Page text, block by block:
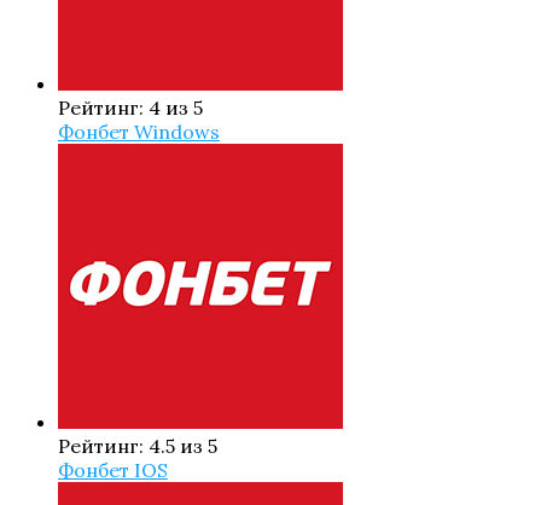
Рейтинг: 4 из 5
Фонбет Windows
Рейтинг: 4.5 из 5
Фонбет IOS